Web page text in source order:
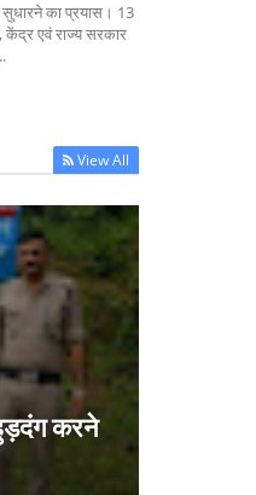
सुधारने का प्रयास। 13
केंद्र एवं राज्य सरकार
View All
करने